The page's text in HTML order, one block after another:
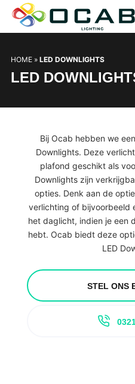
HOME» LED DOWNLIGHTS
LED
Bij Ocab hebben we
Downlights. Deze
plafond geschikt als
Downlights zijn
opties. Denk aan de
verlichting of bijvoorbeeld
het daglicht, indien je een
hebt. Ocab biedt deze
LED
STEL ONS